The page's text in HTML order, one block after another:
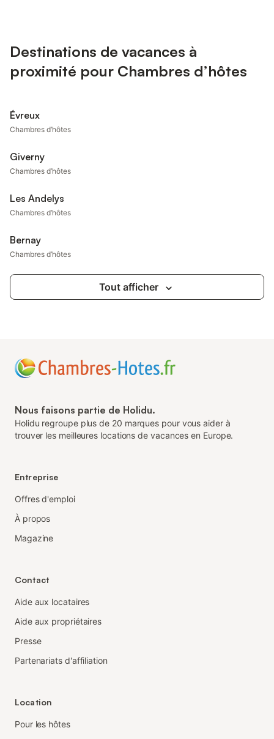
Destinations de vacances à
proximité pour Chambres d’hôtes
Évreux
Chambres d’hôtes
Giverny
Chambres d’hôtes
Les Andelys
Chambres d’hôtes
Bernay
Chambres d’hôtes
Tout afficher
Nous faisons partie de Holidu.
Holidu regroupe plus de 20 marques pour vous aider à
trouver les meilleures locations de vacances en Europe.
Entreprise
Offres d'emploi
À propos
Magazine
Contact
Aide aux locataires
Aide aux propriétaires
Presse
Partenariats d'affiliation
Location
Pour les hôtes